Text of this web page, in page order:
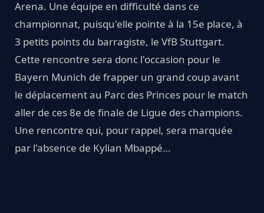
Arena. Une équipe en difficulté dans ce
championnat, puisqu'elle pointe à la 15e place, à
3 petits points du barragiste, le VfB Stuttgart.
Cette rencontre sera donc l'occasion pour le
Bayern Munich de frapper un grand coup avant
le déplacement au Parc des Princes pour le match
aller de ces 8e de finale de Ligue des champions.
Une rencontre qui, pour rappel, sera marquée
par l'absence de Kylian Mbappé…